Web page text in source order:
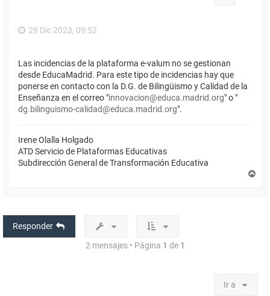
29 Dic 2023, 09:52
Las incidencias de la plataforma e-valum no se gestionan
desde EducaMadrid. Para este tipo de incidencias hay que
ponerse en contacto con la D.G. de Bilingüismo y Calidad de la
Enseñanza en el correo "innovacion@educa.madrid.org" o "
dg.bilinguismo-calidad@educa.madrid.org".
Irene Olalla Holgado
ATD Servicio de Plataformas Educativas
Subdirección General de Transformación Educativa
Responder
2 mensajes • Página 1 de 1
Ir a